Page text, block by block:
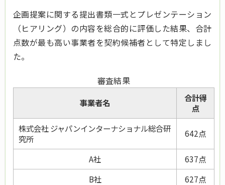
企画提案に関する提出書類一式とプレゼンテーション
（ヒアリング）の内容を総合的に評価した結果、合計
点数が最も高い事業者を契約候補者として特定しまし
た。
事業者名
合計得
点
審査結果
株式会社 ジャパンインターナショナル総合研
究所
642点
A社
637点
B社
627点